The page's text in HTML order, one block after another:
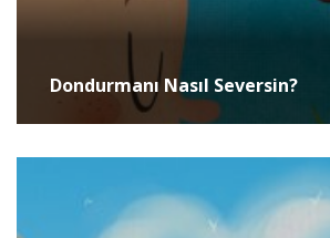
Dondurmanı Nasıl Seversin?